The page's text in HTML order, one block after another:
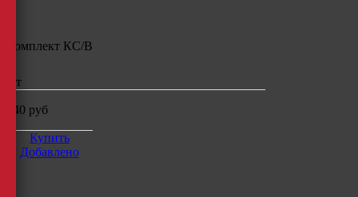
Комплект КС/В
шт
440 руб
Купить
Добавлено